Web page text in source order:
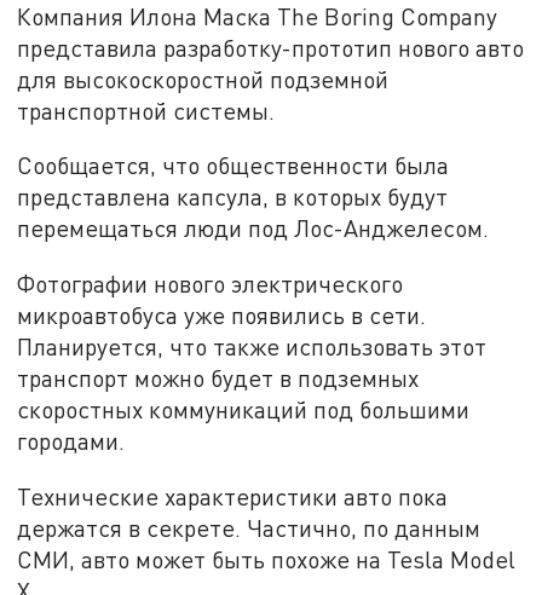
Компания Илона Маска The Boring Company
представила разработку-прототип нового авто
для высокоскоростной подземной
транспортной системы.
Сообщается, что общественности была
представлена капсула, в которых будут
перемещаться люди под Лос-Анджелесом.
Фотографии нового электрического
микроавтобуса уже появились в сети.
Планируется, что также использовать этот
транспорт можно будет в подземных
скоростных коммуникаций под большими
городами.
Технические характеристики авто пока
держатся в секрете. Частично, по данным
СМИ, авто может быть похоже на Tesla Model